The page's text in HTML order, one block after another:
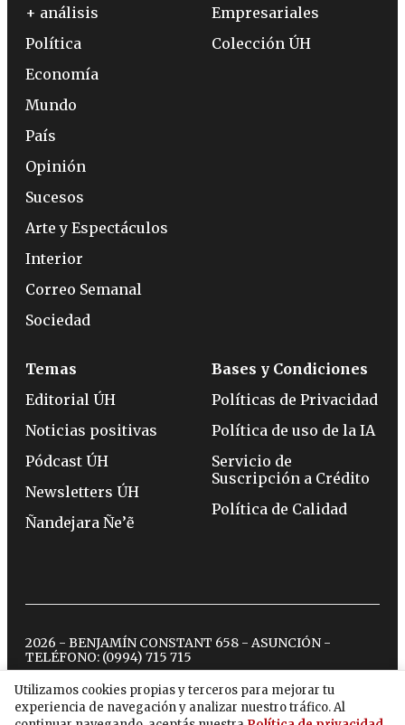
Utilizamos cookies propias y terceros para mejorar tu
experiencia de navegación y analizar nuestro tráfico. Al
+ análisis
Política
Economía
Mundo
País
Opinión
Sucesos
Arte y Espectáculos
Interior
Correo Semanal
Sociedad
Empresariales
Colección ÚH
Temas
Editorial ÚH
Noticias positivas
Pódcast ÚH
Newsletters ÚH
Ñandejara Ñe’ẽ
Bases y Condiciones
Políticas de Privacidad
Política de uso de la IA
Servicio de
Suscripción a Crédito
Política de Calidad
2026 - BENJAMÍN CONSTANT 658 - ASUNCIÓN -
TELÉFONO: (0994) 715 715
twitterinstagram
facebook
tiktokyoutubespotify